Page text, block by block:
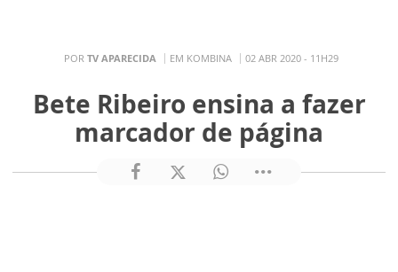
POR TV APARECIDA EM KOMBINA 02 ABR 2020 - 11H29
Bete Ribeiro ensina a fazer
marcador de página